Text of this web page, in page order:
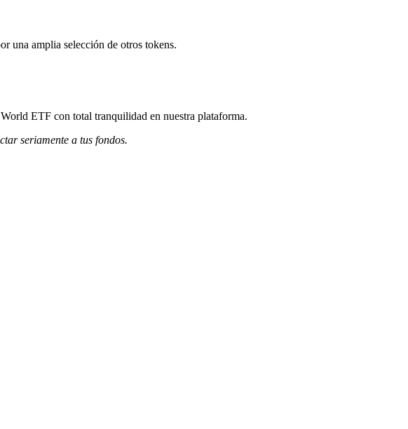
una amplia selección de otros tokens.
ETF con total tranquilidad en nuestra plataforma.
seriamente a tus fondos.